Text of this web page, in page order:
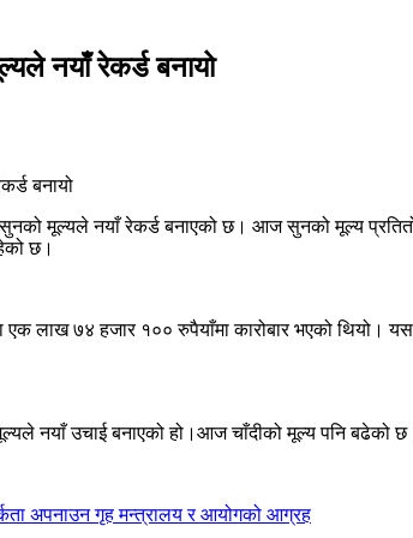
नयाँ रेकर्ड बनायो
मूल्यले नयाँ रेकर्ड बनाएको छ। आज सुनको मूल्य
छ।
एक लाख ७४ हजार १०० रुपैयाँमा कारोबार भएको
नयाँ उचाई बनाएको हो।आज चाँदीको मूल्य पनि बढेको छ
अपनाउन गृह मन्त्रालय र आयोगको आग्रह